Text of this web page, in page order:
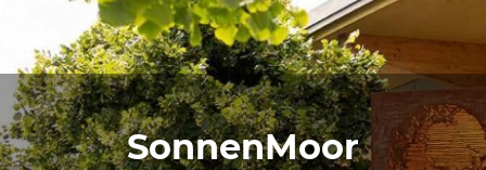
SonnenMoor